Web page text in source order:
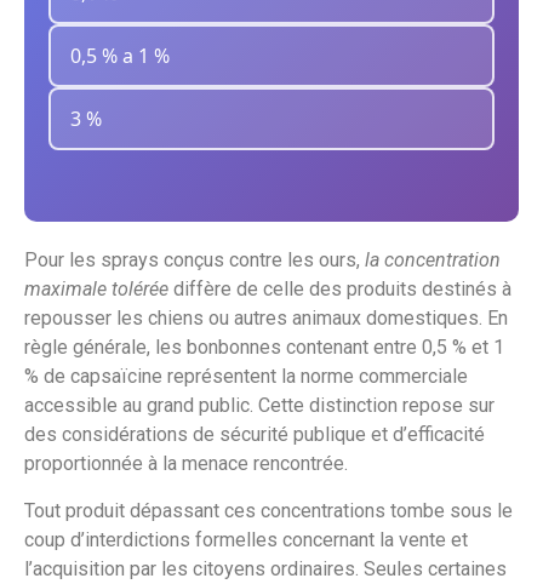
0,5 % a 1 %
3 %
Pour les sprays conçus contre les ours, la concentration
maximale tolérée diffère de celle des produits destinés à
repousser les chiens ou autres animaux domestiques. En
règle générale, les bonbonnes contenant entre 0,5 % et 1
% de capsaïcine représentent la norme commerciale
accessible au grand public. Cette distinction repose sur
des considérations de sécurité publique et d’efficacité
proportionnée à la menace rencontrée.
Tout produit dépassant ces concentrations tombe sous le
coup d’interdictions formelles concernant la vente et
l’acquisition par les citoyens ordinaires. Seules certaines